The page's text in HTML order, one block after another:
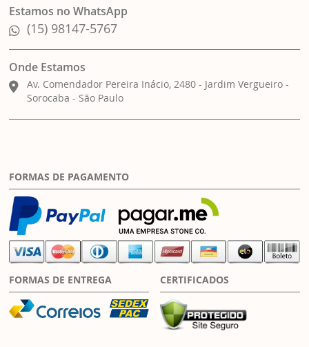
Estamos no WhatsApp
(15) 98147-5767
Onde Estamos
Av. Comendador Pereira Inácio, 2480 - Jardim Vergueiro -
Sorocaba - São Paulo
FORMAS DE PAGAMENTO
FORMAS DE ENTREGA CERTIFICADOS